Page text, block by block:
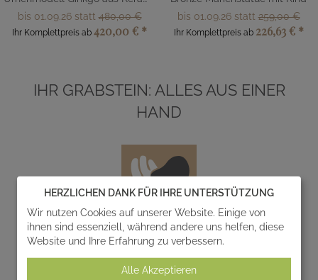
bis 01.09.26 statt480,00 €
Ihr Komplettpreis ab 420,00 € *
bis 01.09.26 statt259,00 €
Ihr Komplettpreis ab 226,63 € *
IHR GRABSTEIN: ALLES AUS EINER
HAND
Entwurf
Wir entwerfen und realisieren gemeinsam mit Ihnen
HERZLICHEN DANK FÜR IHRE UNTERSTÜTZUNG
Wir nutzen Cookies auf unserer Website. Einige von
ihnen sind essenziell, während andere uns helfen, diese
Website und Ihre Erfahrung zu verbessern.
Alle Akzeptieren